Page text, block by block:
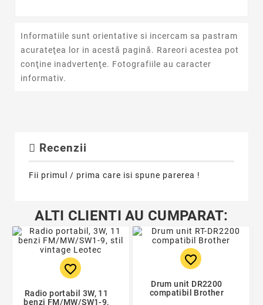
Informatiile sunt orientative si incercam sa pastram
acurateţea lor in acestă pagină. Rareori acestea pot
conţine inadvertenţe. Fotografiile au caracter
informativ.
Recenzii
Fii primul / prima care isi spune parerea !
ALTI CLIENTI AU CUMPARAT:
favorite_border
Radio portabil 3W, 11
benzi FM/MW/SW1-9,
favorite_border
Drum unit DR2200
compatibil Brother